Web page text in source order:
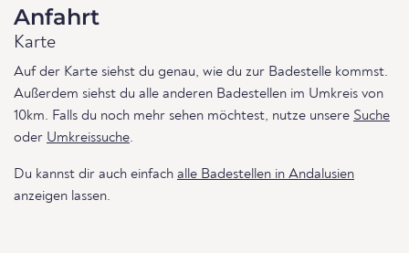
Anfahrt
Karte
Auf der Karte siehst du genau, wie du zur Badestelle kommst.
Außerdem siehst du alle anderen Badestellen im Umkreis von
10km. Falls du noch mehr sehen möchtest, nutze unsere Suche
oder Umkreissuche.
Du kannst dir auch einfach alle Badestellen in Andalusien
anzeigen lassen.